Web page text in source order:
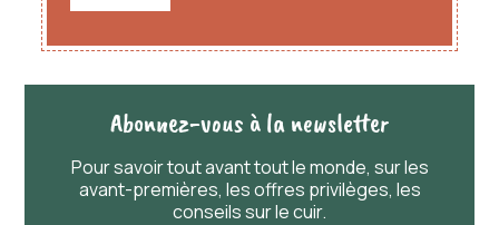
Abonnez-vous à la newsletter
Pour savoirtoutavanttoutle monde, sur les
avant-premières, les offres privilèges, les
conseils sur le cuir.